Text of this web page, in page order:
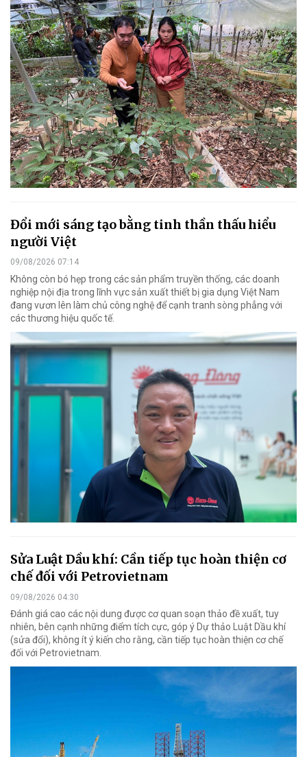
Đổi mới sáng tạo bằng tinh thần thấu hiểu
người Việt
09/08/2026 07:14
Không còn bó hẹp trong các sản phẩm truyền thống, các doanh
nghiệp nội địa trong lĩnh vực sản xuất thiết bị gia dụng Việt Nam
đang vươn lên làm chủ công nghệ để cạnh tranh sòng phẳng với
các thương hiệu quốc tế.
Sửa Luật Dầu khí: Cần tiếp tục hoàn thiện cơ
chế đối với Petrovietnam
09/08/2026 04:30
Đánh giá cao các nội dung được cơ quan soạn thảo đề xuất, tuy
nhiên, bên cạnh những điểm tích cực, góp ý Dự thảo Luật Dầu khí
(sửa đổi), không ít ý kiến cho rằng, cần tiếp tục hoàn thiện cơ chế
đối với Petrovietnam.